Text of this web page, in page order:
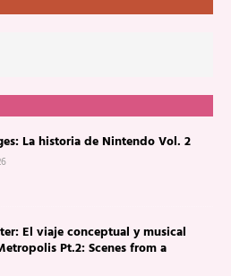
La historia de Nintendo Vol. 2
El viaje conceptual y musical
Pt.2: Scenes from a